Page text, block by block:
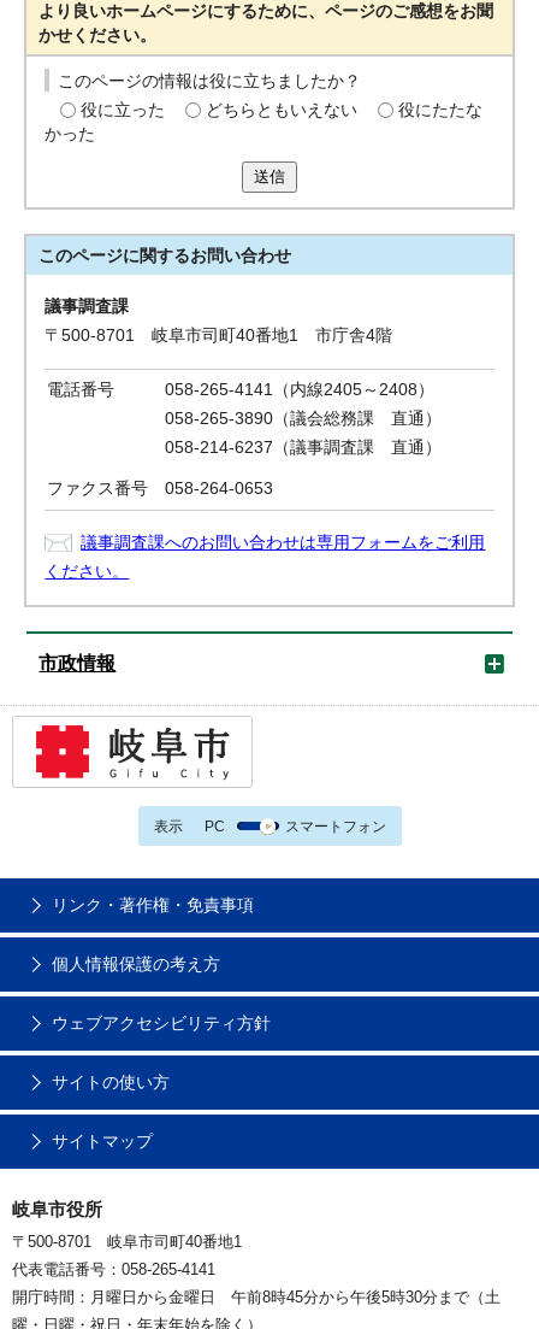
より良いホームページにするために、ページのご感想をお聞
かせください。
このページの情報は役に立ちましたか？
役に立った
どちらともいえない
役にたたな
かった
送信
このページに関するお問い合わせ
議事調査課
〒500-8701 岐阜市司町40番地1 市庁舎4階
電話番号
058-265-4141（内線2405～2408）
058-265-3890（議会総務課 直通）
058-214-6237（議事調査課 直通）
ファクス番号 058-264-0653
議事調査課へのお問い合わせは専用フォームをご利用
ください。
市政情報
表示 PC スマートフォン
リンク・著作権・免責事項
個人情報保護の考え方
ウェブアクセシビリティ方針
サイトの使い方
サイトマップ
岐阜市役所
〒500-8701 岐阜市司町40番地1
代表電話番号：058-265-4141
開庁時間：月曜日から金曜日 午前8時45分から午後5時30分まで（土
曜・日曜・祝日・年末年始を除く）